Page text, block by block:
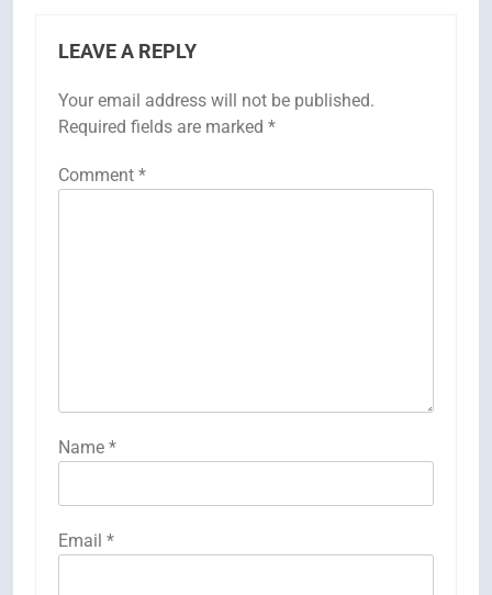
LEAVE A REPLY
Your email address will not be published.
Required fields are marked *
Comment *
Name *
Email *